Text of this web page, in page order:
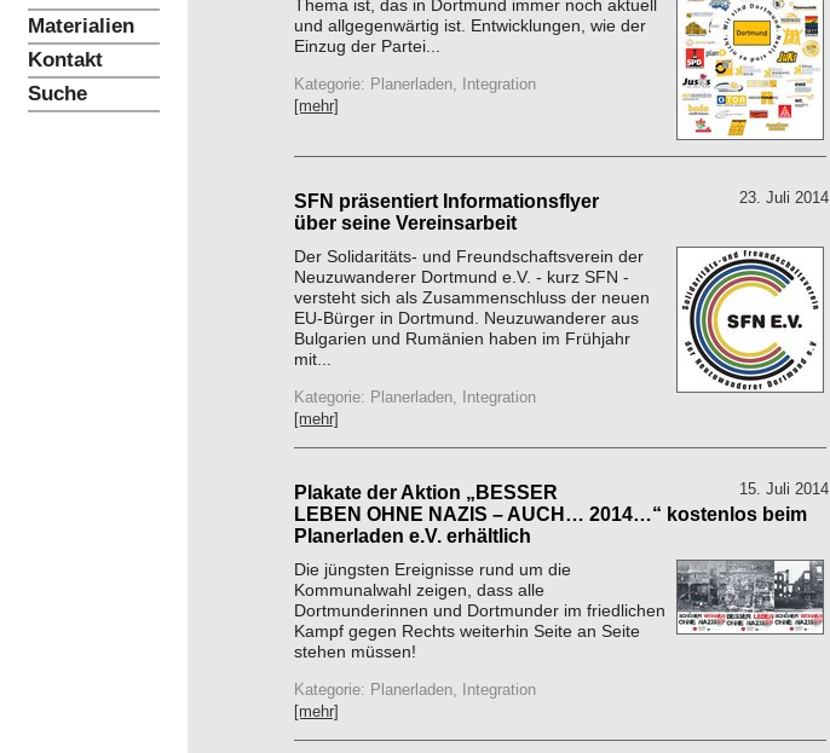
Materialien
Kontakt
Suche
Thema ist, das in Dortmund immer noch aktuell
und allgegenwärtig ist. Entwicklungen, wie der
Einzug der Partei...
Kategorie: Planerladen, Integration
[mehr]
23. Juli 2014
SFN präsentiert Informationsflyer
über seine Vereinsarbeit
Der Solidaritäts- und Freundschaftsverein der
Neuzuwanderer Dortmund e.V. - kurz SFN -
versteht sich als Zusammenschluss der neuen
EU-Bürger in Dortmund. Neuzuwanderer aus
Bulgarien und Rumänien haben im Frühjahr
mit...
Kategorie: Planerladen, Integration
[mehr]
15. Juli 2014
Plakate der Aktion „BESSER
LEBEN OHNE NAZIS – AUCH… 2014…“ kostenlos beim
Planerladen e.V. erhältlich
Die jüngsten Ereignisse rund um die
Kommunalwahl zeigen, dass alle
Dortmunderinnen und Dortmunder im friedlichen
Kampf gegen Rechts weiterhin Seite an Seite
stehen müssen!
Kategorie: Planerladen, Integration
[mehr]